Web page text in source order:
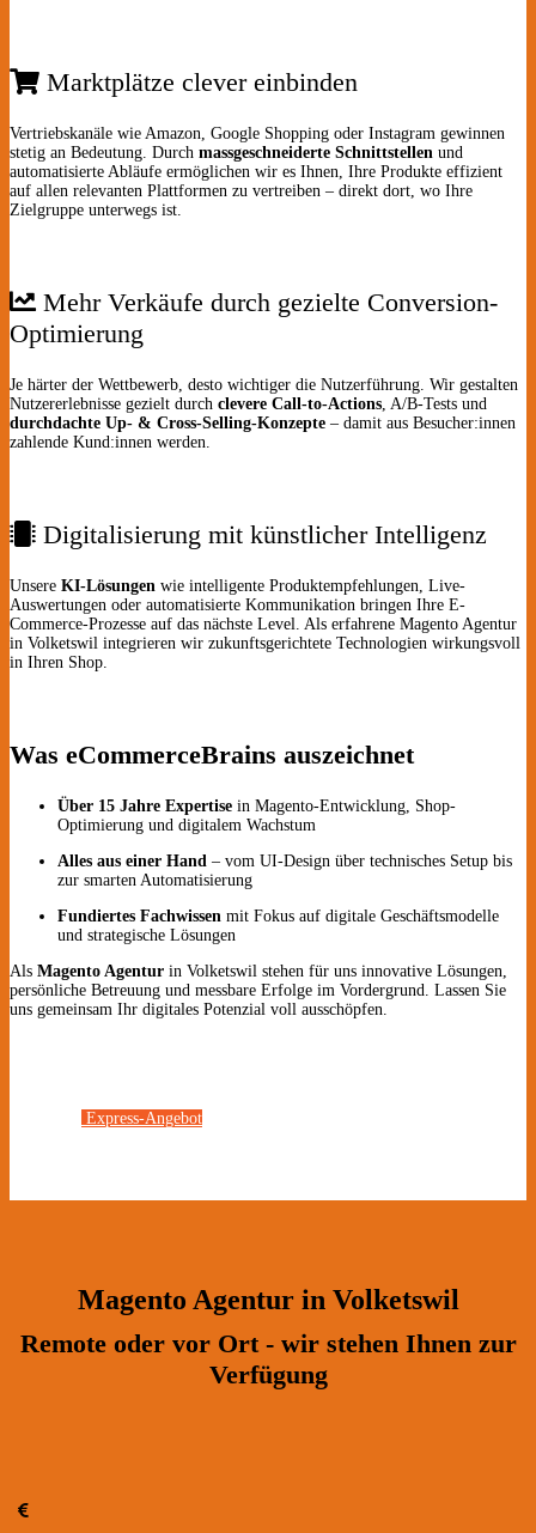
Marktplätze clever einbinden
Vertriebskanäle wie Amazon, Google Shopping oder Instagram gewinnen
stetig an Bedeutung. Durch massgeschneiderte Schnittstellen und
automatisierte Abläufe ermöglichen wir es Ihnen, Ihre Produkte effizient
auf allen relevanten Plattformen zu vertreiben – direkt dort, wo Ihre
Zielgruppe unterwegs ist.
Mehr Verkäufe durch gezielte Conversion-
Optimierung
Je härter der Wettbewerb, desto wichtiger die Nutzerführung. Wir gestalten
Nutzererlebnisse gezielt durch clevere Call-to-Actions , A/B-Tests und
durchdachte Up- & Cross-Selling-Konzepte – damit aus Besucher:innen
zahlende Kund:innen werden.
Digitalisierung mit künstlicher Intelligenz
Unsere KI-Lösungen wie intelligente Produktempfehlungen, Live-
Auswertungen oder automatisierte Kommunikation bringen Ihre E-
Commerce-Prozesse auf das nächste Level. Als erfahrene Magento Agentur
in Volketswil integrieren wir zukunftsgerichtete Technologien wirkungsvoll
in Ihren Shop.
Was eCommerceBrains auszeichnet
Über 15 Jahre Expertise in Magento-Entwicklung, Shop-
Optimierung und digitalem Wachstum
Alles aus einer Hand – vom UI-Design über technisches Setup bis
zur smarten Automatisierung
Fundiertes Fachwissen mit Fokus auf digitale Geschäftsmodelle
und strategische Lösungen
Als Magento Agentur in Volketswil stehen für uns innovative Lösungen,
persönliche Betreuung und messbare Erfolge im Vordergrund. Lassen Sie
uns gemeinsam Ihr digitales Potenzial voll ausschöpfen.
Express-Angebot
Magento Agentur in Volketswil
Remote oder vor Ort - wir stehen Ihnen zur
Verfügung